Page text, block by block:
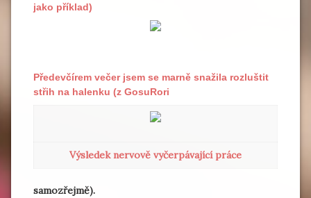
jako příklad)
Předevčírem večer jsem se marně snažila rozluštit
střih na halenku (z GosuRori
Výsledek nervově vyčerpávající práce
samozřejmě).